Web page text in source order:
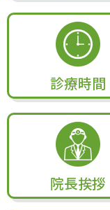
診療時間
院長挨拶